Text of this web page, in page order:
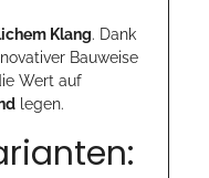
Klang. Dank
Bauweise
Wert auf
legen.